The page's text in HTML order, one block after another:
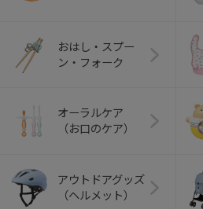
おはし・スプー
ン・フォーク
オーラルケア
（お口のケア）
アウトドアグッズ
（ヘルメット）